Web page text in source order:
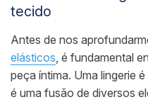
tecido
Antes de nos
elásticos , é fundamental
peça íntima. Uma lingerie
é uma fusão de diversos